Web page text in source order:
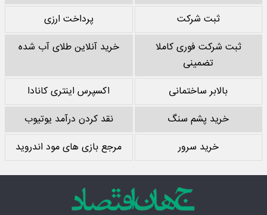
ثبت شرکت
پرداخت ارزی
ثبت شرکت فوری کاملا
تضمینی
خرید آنلاین طلای آب شده
بالابر ساختمانی
اکسپرس اینتری کانادا
خرید پشم سنگ
نقد کردن درآمد یوتیوب
خرید سرور
مرجع بازی های مود اندروید